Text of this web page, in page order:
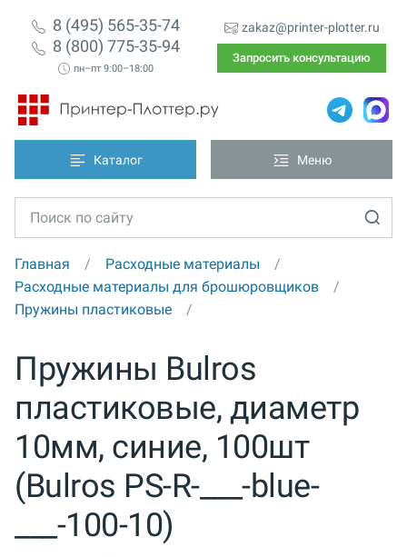
8 (495) 565-35-74
8 (800) 775-35-94
пн–пт 9:00–18:00
zakaz@printer-plotter.ru
Запросить консультацию
Каталог Меню
Главная
Расходные материалы
Расходные материалы для брошюровщиков
Пружины пластиковые
Пружины Bulros
пластиковые, диаметр
10мм, синие, 100шт
(Bulros PS-R-___-blue-
___-100-10)